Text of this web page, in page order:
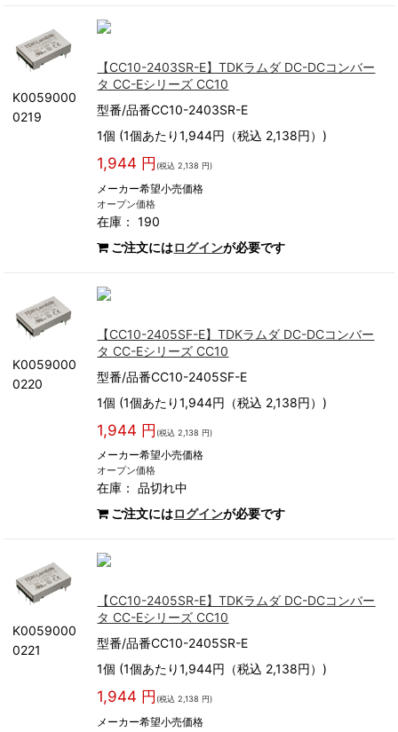
K0059000
0219
【CC10-2403SR-E】TDKラムダ DC-DCコンバー
タ CC-Eシリーズ CC10
型番/品番CC10-2403SR-E
1個 (1個あたり1,944円（税込 2,138円）)
1,944 円 (税込 2,138 円)
メーカー希望小売価格
オープン価格
在庫： 190
ご注文にはログインが必要です
K0059000
0220
【CC10-2405SF-E】TDKラムダ DC-DCコンバー
タ CC-Eシリーズ CC10
型番/品番CC10-2405SF-E
1個 (1個あたり1,944円（税込 2,138円）)
1,944 円 (税込 2,138 円)
メーカー希望小売価格
オープン価格
在庫：品切れ中
ご注文にはログインが必要です
K0059000
0221
【CC10-2405SR-E】TDKラムダ DC-DCコンバー
タ CC-Eシリーズ CC10
型番/品番CC10-2405SR-E
1個 (1個あたり1,944円（税込 2,138円）)
1,944 円 (税込 2,138 円)
メーカー希望小売価格